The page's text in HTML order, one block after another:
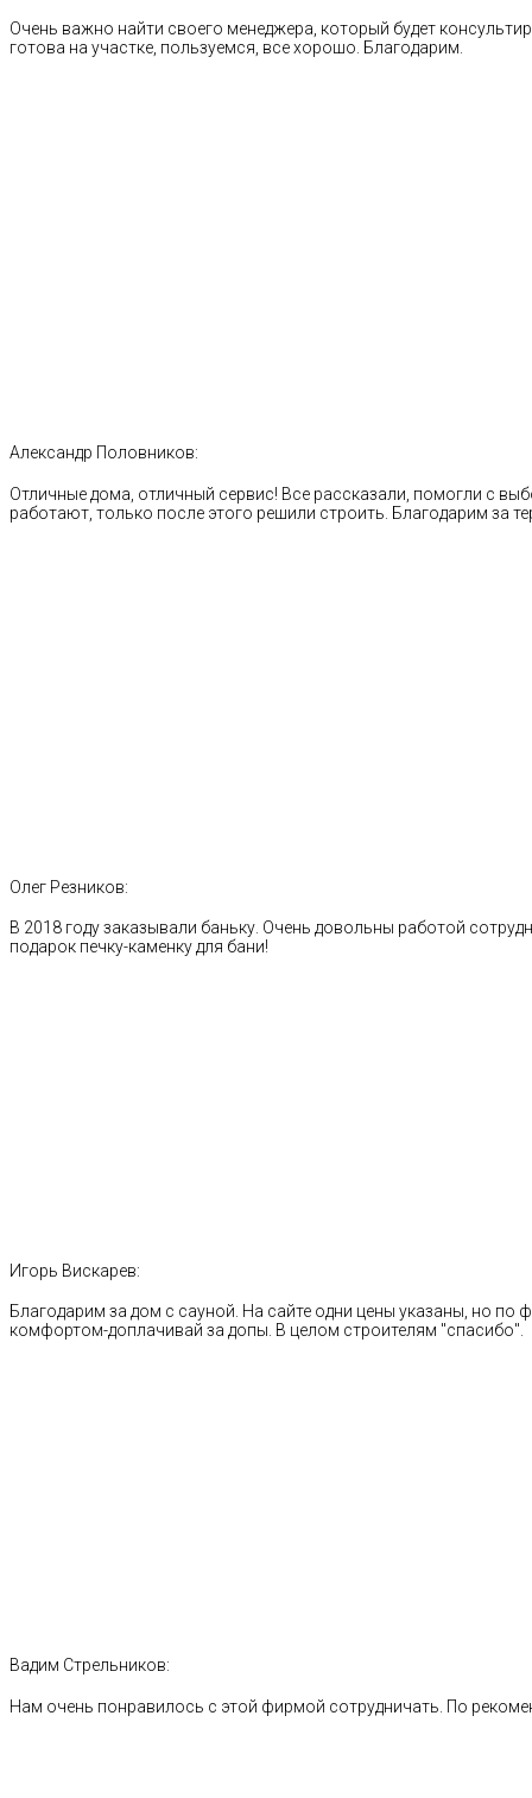
Очень важно найти своего менеджера, который будет
готова на участке, пользуемся, все хорошо. Благодарим.
Александр Половников:
Отличные дома, отличный сервис! Все рассказали, помогли с
работают, только после этого решили строить. Благодарим за
Олег Резников:
В 2018 году заказывали баньку. Очень довольны работой
подарок печку-каменку для бани!
Игорь Вискарев:
Благодарим за дом с сауной. На сайте одни цены указаны, но по
комфортом-доплачивай за допы. В целом строителям "спасибо".
Вадим Стрельников:
Нам очень понравилось с этой фирмой сотрудничать. По